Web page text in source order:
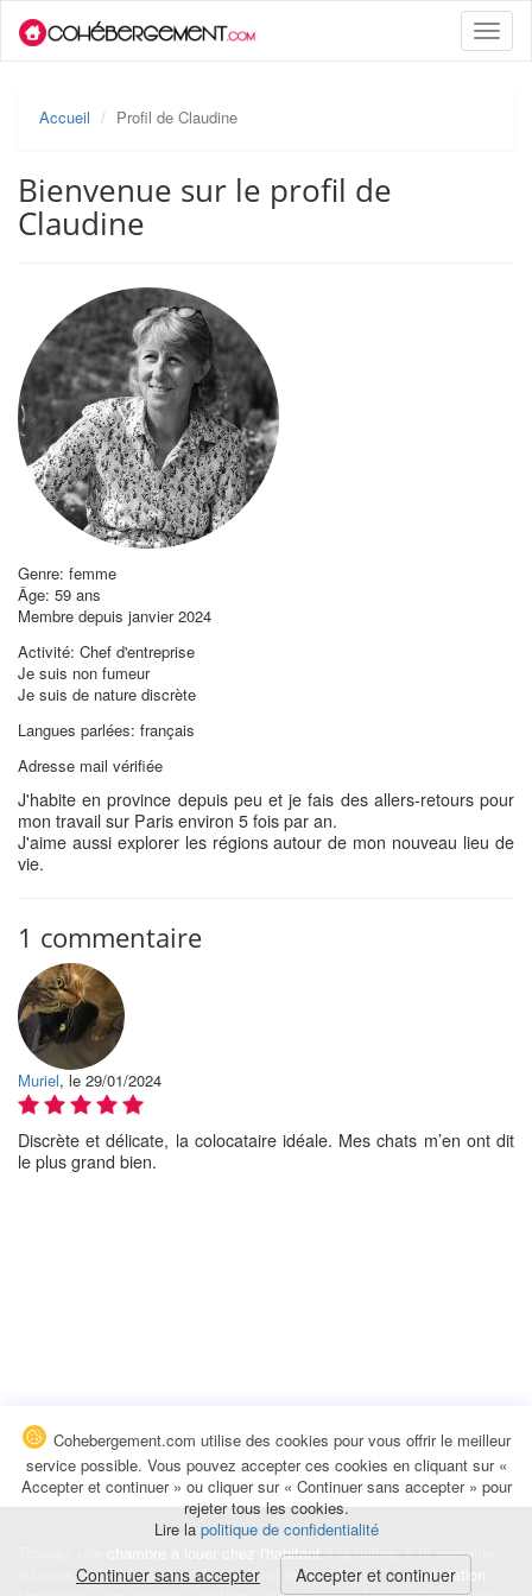
Toggle
Accueil Profil de Claudine
Bienvenue sur le profil de
Claudine
Genre: femme
Âge: 59 ans
Membre depuis janvier 2024
Activité: Chef d'entreprise
Je suis non fumeur
Je suis de nature discrète
Langues parlées: français
Adresse mail vérifiée
J'habite en province depuis peu et je fais des allers-retours pour
mon travail sur Paris environ 5 fois par an.
J'aime aussi explorer les régions autour de mon nouveau lieu de
vie.
1 commentaire
Muriel, le 29/01/2024
Discrète et délicate, la colocataire idéale. Mes chats m’en ont dit
le plus grand bien.
chambre à louer chez l'habitantà la nuitée, à la semaine,
au mois ou à l'année pour de courts et longs séjours, unecolocation
Cohebergement.com utilise des cookies pour vous offrir le meilleur
service possible. Vous pouvez accepter ces cookies en cliquant sur «
Accepter et continuer » ou cliquer sur « Continuer sans accepter » pour
rejeter tous les cookies.
Lire la politique de confidentialité
Continuer sans accepter Accepter et continuer